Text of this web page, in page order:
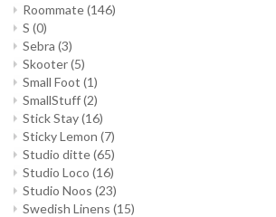
Roommate(146)
S (0)
Sebra (3)
Skooter(5)
Small Foot (1)
SmallStuff(2)
Stick Stay(16)
Sticky Lemon (7)
Studio ditte(65)
Studio Loco (16)
Studio Noos (23)
Swedish Linens (15)